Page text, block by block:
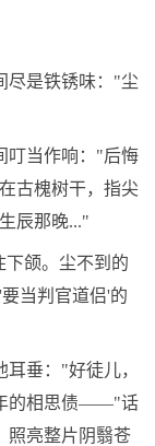
尽是铁锈味："尘
叮当作响："后悔
古槐树干，指尖
辰那晚..."
颌。尘不到的
当判官道侣'的
垂："好徒儿，
的相思债——"话
照亮整片阴翳苍